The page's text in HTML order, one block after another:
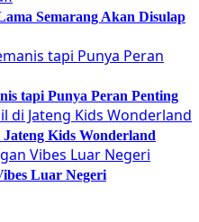
Semarang Akan Disulap
tapi Punya Peran Penting
Kids Wonderland
Luar Negeri